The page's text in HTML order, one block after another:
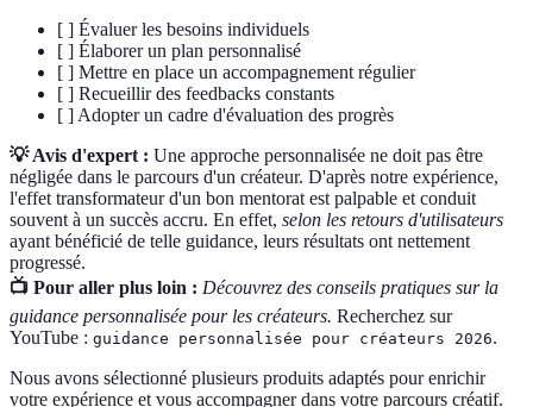
[ ] Évaluer les besoins individuels
[ ] Élaborer un plan personnalisé
[ ] Mettre en place un accompagnement régulier
[ ] Recueillir des feedbacks constants
[ ] Adopter un cadre d'évaluation des progrès
💡 Avis d'expert : Une approche personnalisée ne doit pas être
négligée dans le parcours d'un créateur. D'après notre expérience,
l'effet transformateur d'un bon mentorat est palpable et conduit
souvent à un succès accru. En effet, selon les retours d'utilisateurs
ayant bénéficié de telle guidance, leurs résultats ont nettement
progressé.
📺 Pour aller plus loin : Découvrez des conseils pratiques sur la
guidance personnalisée pour les créateurs. Recherchez sur
YouTube : guidance personnalisée pour créateurs 2026.
Nous avons sélectionné plusieurs produits adaptés pour enrichir
votre expérience et vous accompagner dans votre parcours créatif.